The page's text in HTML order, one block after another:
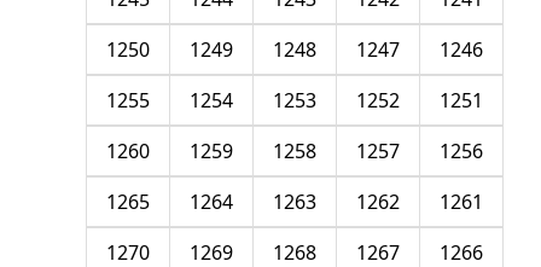
1246
1247
1248
1249
1250
1251
1252
1253
1254
1255
1256
1257
1258
1259
1260
1261
1262
1263
1264
1265
1266
1267
1268
1269
1270